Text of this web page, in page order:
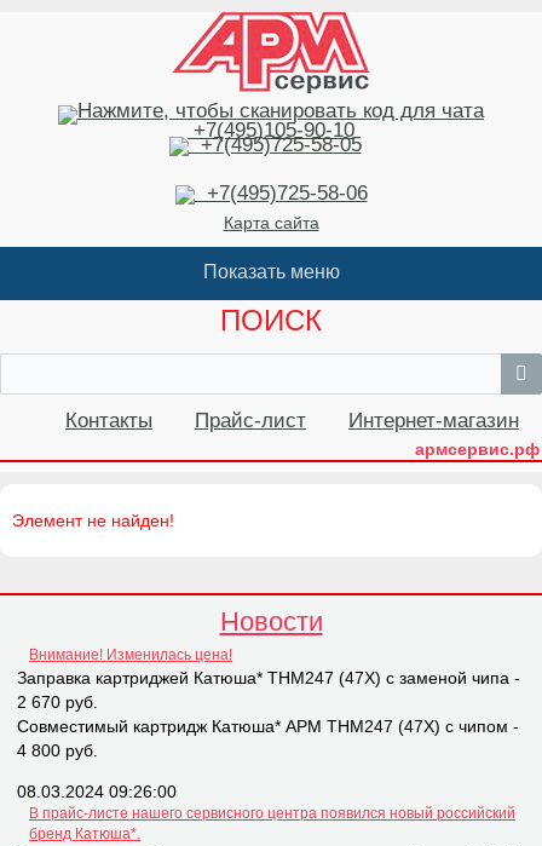
+7(495)105-90-10
+7(495)725-58-05
+7(495)725-58-06
Карта сайта
ПОИСК
Контакты Прайс-лист Интернет-магазин
армсервис.рф
Элемент не найден!
Новости
Внимание! Изменилась цена!
Заправка картриджей Катюша* THM247 (47X) с заменой чипа -
2 670 руб.
Совместимый картридж Катюша* APM THM247 (47X) с чипом -
4 800 руб.
08.03.2024 09:26:00
В прайс-листе нашего сервисного центра появился новый российский
бренд Катюша*.